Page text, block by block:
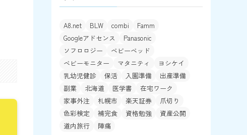
A8.net BLW combi
Famm
Googleアドセンス
Panasonic
ソフロロジー
ベビーベッド
ベビーモニター
マタニティ
ヨシケイ
乳幼児健診
保活 入園準備
出産準備
副業
北海道 医学書
在宅ワーク
家事外注
札幌市 楽天証券
爪切り
色彩検定
補完食 資格勉強
資産公開
道内旅行
陣痛